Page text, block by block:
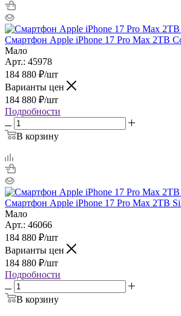
Смартфон Apple iPhone 17 Pro Max 2TB
Мало
Арт.: 45978
184 880 ₽/шт
Варианты цен
184 880 ₽/шт
Подробности
В корзину
Смартфон Apple iPhone 17 Pro Max 2TB
Мало
Арт.: 46066
184 880 ₽/шт
Варианты цен
184 880 ₽/шт
Подробности
В корзину